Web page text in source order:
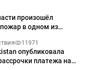
произошёл
в одном из
11971
опубликовала
платежа на